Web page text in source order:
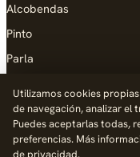
Alcobendas
Pinto
Parla
AYUDA
Añadir empresa
Utilizamos cookies
de navegación, analizar el
Puedes aceptarlas todas,
preferencias. Más
de privacidad.